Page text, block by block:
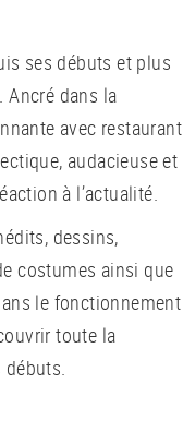
ses débuts et plus
Ancré dans la
avec restaurant
audacieuse et
à l’actualité.
dessins,
costumes ainsi que
le fonctionnement
toute la